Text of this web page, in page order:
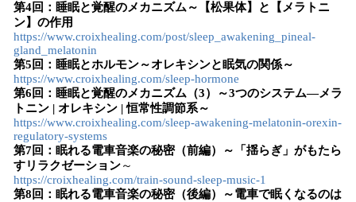
第4回：睡眠と覚醒のメカニズム～【松果体】と【メラトニ
ン】の作用
https://www.croixhealing.com/post/sleep_awakening_pineal-
gland_melatonin
第5回：睡眠とホルモン～オレキシンと眠気の関係～
https://www.croixhealing.com/sleep-hormone
第6回：睡眠と覚醒のメカニズム（3）～3つのシステム―メラ
トニン | オレキシン | 恒常性調節系～
https://www.croixhealing.com/sleep-awakening-melatonin-orexin-
regulatory-systems
第7回：眠れる電車音楽の秘密（前編）～「揺らぎ」がもたら
すリラクゼーション～
https://croixhealing.com/train-sound-sleep-music-1
第8回：眠れる電車音楽の秘密（後編）～電車で眠くなるのは